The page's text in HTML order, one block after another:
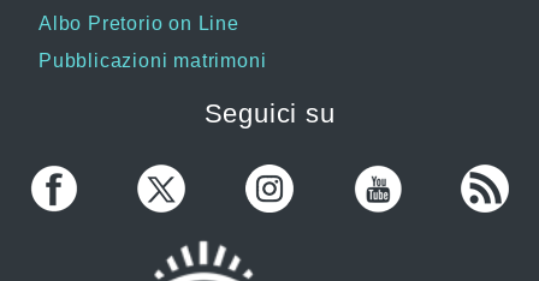
Albo Pretorio on Line
Pubblicazioni matrimoni
Seguici su